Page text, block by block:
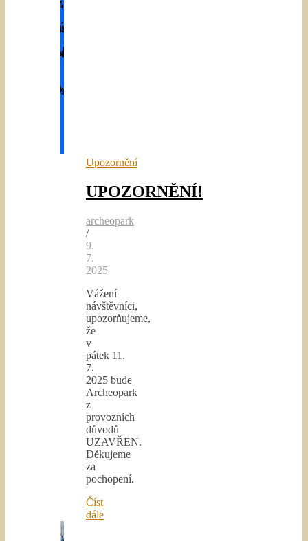
Upozornění
UPOZORNĚNÍ!
archeopark
/
9.
7.
2025
Vážení
návštěvníci,
upozorňujeme,
že
v
pátek 11.
7.
2025 bude
Archeopark
z
provozních
důvodů
UZAVŘEN.
Děkujeme
za
pochopení.
Číst
dále